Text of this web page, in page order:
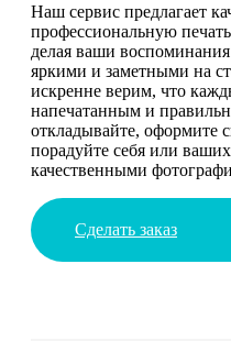
Наш сервис предлагает
профессиональную
делая ваши
яркими и заметными на
искренне верим, что
напечатанным и
откладывайте, оформите
порадуйте себя или
качественными
Сделать заказ